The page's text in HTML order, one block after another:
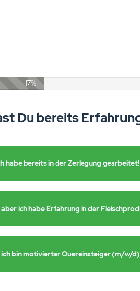
17%
Du bereits
habe bereits in der Zerlegung gearbeitet!
aber ich habe Erfahrung in der
ich bin motivierter Quereinsteiger (m/w/